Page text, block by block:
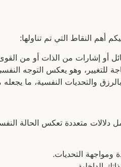
أهم النقاط التي تم تناولها:
أو إشارات من الذات أو من
للتغيير، وهو يعكس التوجه
والتحديات النفسية، ما
متعددة تعكس الحالة
التحديات.